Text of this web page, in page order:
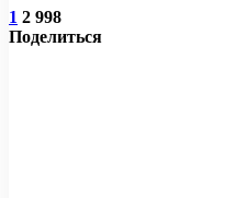
1 2 998
Поделиться